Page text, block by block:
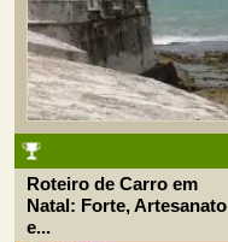
Roteiro de Carro em
Natal: Forte, Artesanato
e...